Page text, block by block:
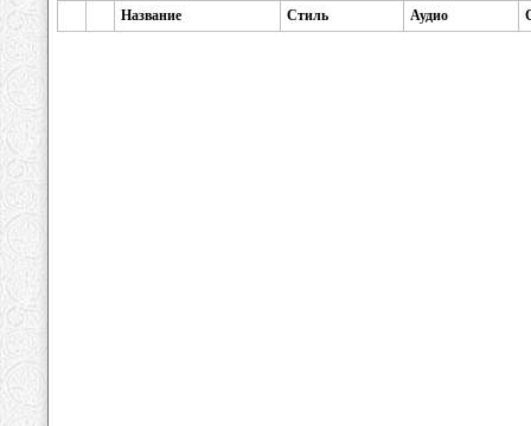
Название Стиль Аудио